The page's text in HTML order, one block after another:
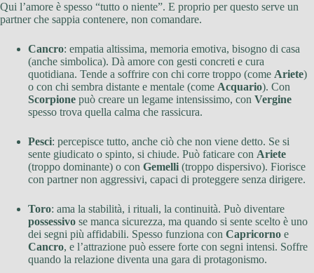
Qui l’amore è spesso “tutto o niente”. E proprio per questo serve un
partner che sappia contenere, non comandare.
Cancro: empatia altissima, memoria emotiva, bisogno di casa
(anche simbolica). Dà amore con gesti concreti e cura
quotidiana. Tende a soffrire con chi corre troppo (come Ariete)
o con chi sembra distante e mentale (come Acquario). Con
Scorpione può creare un legame intensissimo, con Vergine
spesso trova quella calma che rassicura.
Pesci: percepisce tutto, anche ciò che non viene detto. Se si
sente giudicato o spinto, si chiude. Può faticare con Ariete
(troppo dominante) o con Gemelli (troppo dispersivo). Fiorisce
con partner non aggressivi, capaci di proteggere senza dirigere.
Toro: ama la stabilità, i rituali, la continuità. Può diventare
possessivo se manca sicurezza, ma quando si sente scelto è uno
dei segni più affidabili. Spesso funziona con Capricorno e
Cancro, e l’attrazione può essere forte con segni intensi. Soffre
quando la relazione diventa una gara di protagonismo.